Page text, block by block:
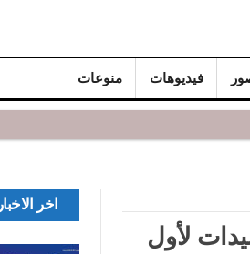
فيديوهات منوعات
لأول
اخر الاخبار